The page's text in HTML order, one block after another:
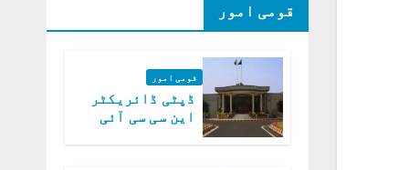
قومی امور
قومی امور
ڈپٹی ڈائریکٹر
این سی سی آئی